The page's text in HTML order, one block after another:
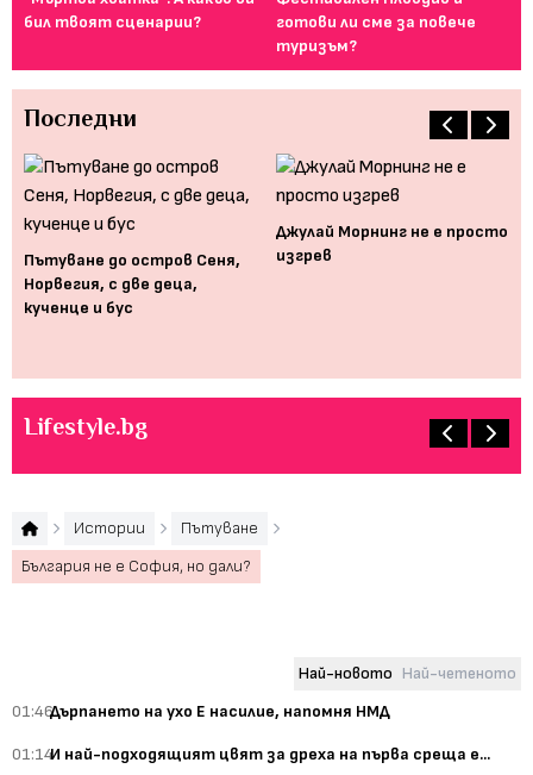
бил твоят сценарии?
готови ли сме за повече
туризъм?
Последни
Пътуване до остров Сеня,
Норвегия, с две деца,
кученце и бус
Джулай Морнинг не е просто
изгрев
Lifestyle.bg
Истории
Пътуване
България не е София, но дали?
Най-новото Най-четеното
01:46Дърпането на ухо Е насилие, напомня НМД
01:14И най-подходящият цвят за дреха на първа среща е...